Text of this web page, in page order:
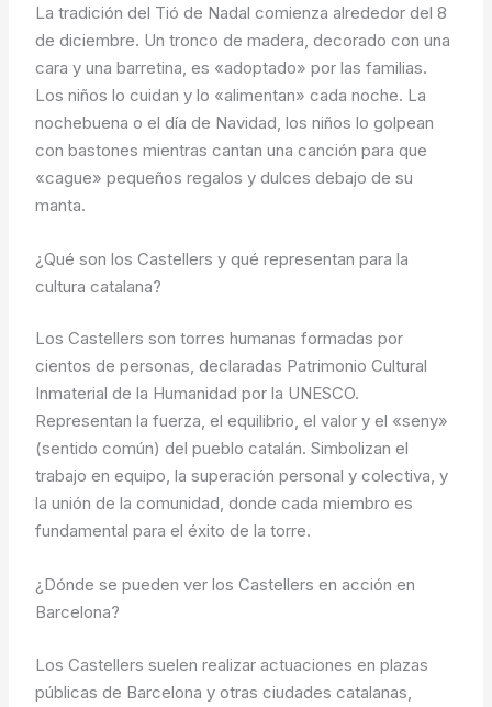
La tradición del Tió de Nadal comienza alrededor del 8
de diciembre. Un tronco de madera, decorado con una
cara y una barretina, es «adoptado» por las familias.
Los niños lo cuidan y lo «alimentan» cada noche. La
nochebuena o el día de Navidad, los niños lo golpean
con bastones mientras cantan una canción para que
«cague» pequeños regalos y dulces debajo de su
manta.
¿Qué son los Castellers y qué representan para la
cultura catalana?
Los Castellers son torres humanas formadas por
cientos de personas, declaradas Patrimonio Cultural
Inmaterial de la Humanidad por la UNESCO.
Representan la fuerza, el equilibrio, el valor y el «seny»
(sentido común) del pueblo catalán. Simbolizan el
trabajo en equipo, la superación personal y colectiva, y
la unión de la comunidad, donde cada miembro es
fundamental para el éxito de la torre.
¿Dónde se pueden ver los Castellers en acción en
Barcelona?
Los Castellers suelen realizar actuaciones en plazas
públicas de Barcelona y otras ciudades catalanas,